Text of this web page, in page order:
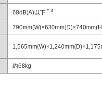
68dB(A)以下 ＊3
約68kg